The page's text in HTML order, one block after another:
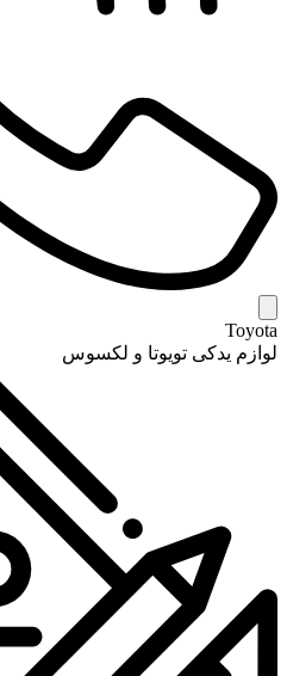
Toyota
لوازم یدکی تویوتا و لکسوس